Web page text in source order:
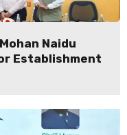
Naidu
Establishment